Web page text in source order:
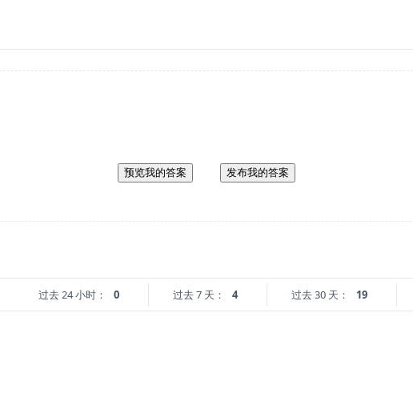
预览我的答案 发布我的答案
过去 24 小时： 0 过去 7 天： 4 过去 30 天： 19